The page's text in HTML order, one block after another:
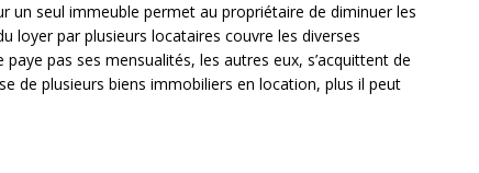
un seul immeuble permet au propriétaire de diminuer les
loyer par plusieurs locataires couvre les diverses
pas ses mensualités, les autres eux, s’acquittent de
de plusieurs biens immobiliers en location, plus il peut